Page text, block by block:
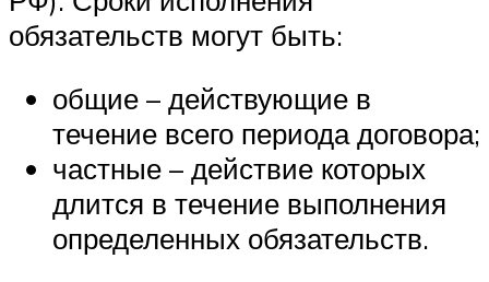
обязательств могут быть:
общие – действующие в
течение всего периода договора;
частные – действие которых
длится в течение выполнения
определенных обязательств.